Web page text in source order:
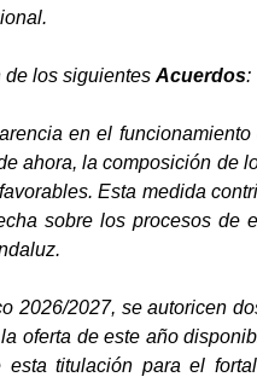
de los siguientes Acuerdos:
en el
ahora, la composición de
Esta medida
sobre los procesos de
2026/2027, se autoricen
oferta de este año
titulación para el